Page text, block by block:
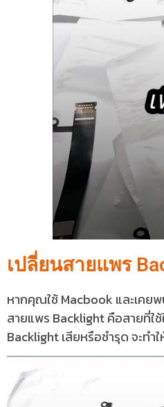
เปลี่ยนสายแพร
หากคุณใช้ Macbook และเคย
สายแพร Backlight คือสายที่ใ
Backlight เสียหรือชำรุด จะท